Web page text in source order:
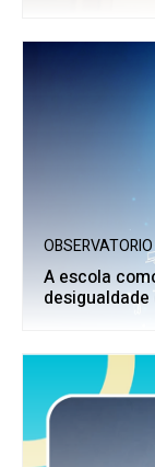
OBSERVATORIO
A escola